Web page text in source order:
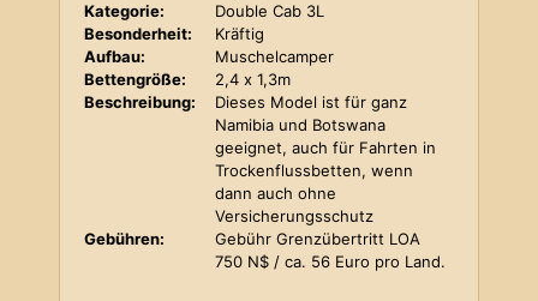
Kategorie:
Double Cab 3L
Besonderheit:
Kräftig
Aufbau:
Muschelcamper
Bettengröße:
2,4 x 1,3m
Beschreibung:
Dieses Model ist für ganz
Namibia und Botswana
geeignet, auch für Fahrten in
Trockenflussbetten, wenn
dann auch ohne
Versicherungsschutz
Gebühren:
Gebühr Grenzübertritt LOA
750 N$ / ca. 56 Euro pro Land.